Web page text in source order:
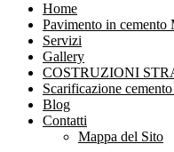
COSTRUZIONI
Impresa leader nelle
Home
Pavimento in cemento
Servizi
Gallery
COSTRUZIONI
Scarificazione
Blog
Contatti
Mappa del Sito